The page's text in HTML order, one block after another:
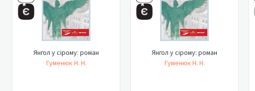
Янгол у сірому: роман
Гуменюк Н. Н.
Янгол у сірому: роман
Гуменюк Н. Н.